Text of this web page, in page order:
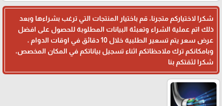
شكرا لاختياركم متجرنا، قم باختيار المنتجات التي ترغب بشراءها وبعد
ذلك اتم عملية الشراء وتعبئة البيانات المطلوبة للحصول على افضل
عرض سعر يتم تسعير الطلبية خلال 10 دقائق في اوقات الدوام ،
وبامكانكم ترك ملاحظاتكم اثناء تسجيل بياناتكم في المكان المخصص،
شكرا لثقتكم بنا